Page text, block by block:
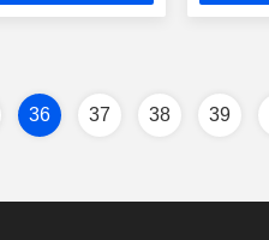
36 37 38 39